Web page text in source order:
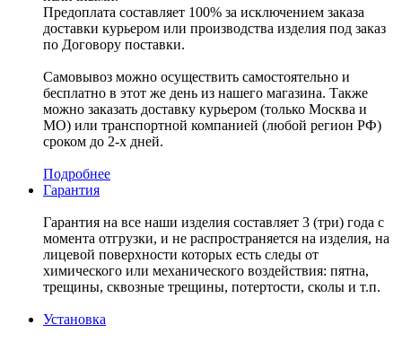
Предоплата составляет 100% за исключением заказа
доставки курьером или производства изделия под заказ
по Договору поставки.
Самовывоз можно осуществить самостоятельно и
бесплатно в этот же день из нашего магазина. Также
можно заказать доставку курьером (только Москва и
МО) или транспортной компанией (любой регион РФ)
сроком до 2-х дней.
Подробнее
Гарантия
Гарантия на все наши изделия составляет 3 (три) года с
момента отгрузки, и не распространяется на изделия, на
лицевой поверхности которых есть следы от
химического или механического воздействия: пятна,
трещины, сквозные трещины, потертости, сколы и т.п.
Установка